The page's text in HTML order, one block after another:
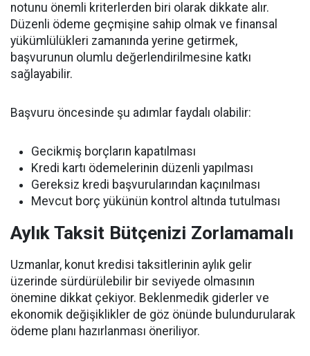
notunu önemli kriterlerden biri olarak dikkate alır.
Düzenli ödeme geçmişine sahip olmak ve finansal
yükümlülükleri zamanında yerine getirmek,
başvurunun olumlu değerlendirilmesine katkı
sağlayabilir.
Başvuru öncesinde şu adımlar faydalı olabilir:
Gecikmiş borçların kapatılması
Kredi kartı ödemelerinin düzenli yapılması
Gereksiz kredi başvurularından kaçınılması
Mevcut borç yükünün kontrol altında tutulması
Aylık Taksit Bütçenizi Zorlamamalı
Uzmanlar, konut kredisi taksitlerinin aylık gelir
üzerinde sürdürülebilir bir seviyede olmasının
önemine dikkat çekiyor. Beklenmedik giderler ve
ekonomik değişiklikler de göz önünde bulundurularak
ödeme planı hazırlanması öneriliyor.